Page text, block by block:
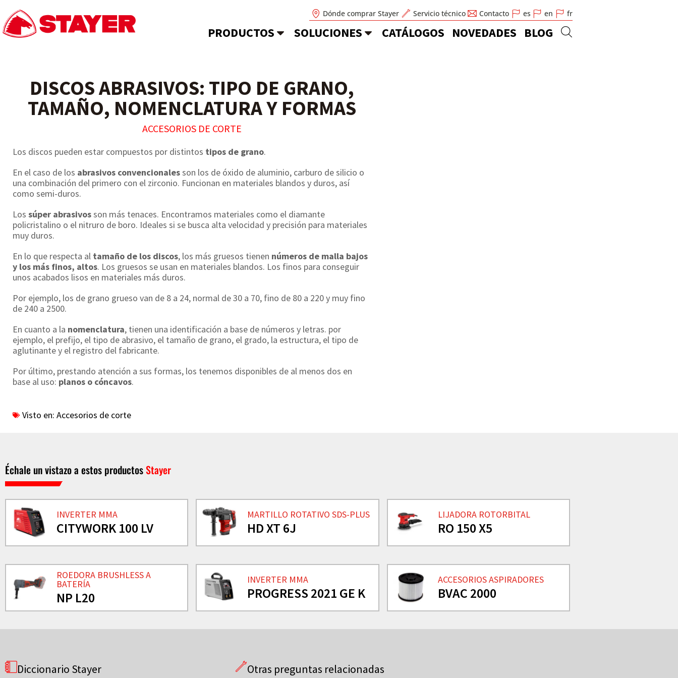
Dónde comprar Stayer Servicio técnico Contacto es en fr
PRODUCTOS SOLUCIONES CATÁLOGOS NOVEDADES BLOG
DISCOS ABRASIVOS: TIPO DE GRANO,
TAMAÑO, NOMENCLATURA Y FORMAS
ACCESORIOS DE CORTE
Los discos pueden estar compuestos por distintos tipos de grano.
En el caso de los abrasivos convencionalesson los de óxido de aluminio, carburo de silicio o
una combinación del primero con el zirconio. Funcionan en materiales blandos y duros, así
como semi-duros.
Los súper abrasivosson más tenaces. Encontramos materiales como el diamante
policristalino o el nitruro de boro. Ideales si se busca alta velocidad y precisión para materiales
muy duros.
En lo que respecta al tamaño de los discos, los más gruesos tienen números de malla bajos
y los más finos, altos. Los gruesos se usan en materiales blandos. Los finos para conseguir
unos acabados lisos en materiales más duros.
Por ejemplo, los de grano grueso van de 8 a 24, normal de 30 a 70, fino de 80 a 220 y muy fino
de 240 a 2500.
En cuanto a la nomenclatura, tienen una identificación a base de números y letras. por
ejemplo, el prefijo, el tipo de abrasivo, el tamaño de grano, el grado, la estructura, el tipo de
aglutinante y el registro del fabricante.
Por último, prestando atención a sus formas, los tenemos disponibles de al menos dos en
base al uso: planos o cóncavos.
Visto en: Accesorios de corte
Échale un vistazo a estos productosStayer
INVERTER MMA
CITYWORK 100 LV
MARTILLO ROTATIVO SDS-PLUS
HD XT 6J
LIJADORA ROTORBITAL
RO 150 X5
ROEDORA BRUSHLESS A
BATERÍA
NP L20
INVERTER MMA
PROGRESS 2021 GE K
ACCESORIOS ASPIRADORES
BVAC 2000
Diccionario Stayer Otras preguntas relacionadas